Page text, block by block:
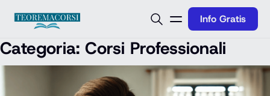
Info Gratis
Categoria: Corsi Professionali